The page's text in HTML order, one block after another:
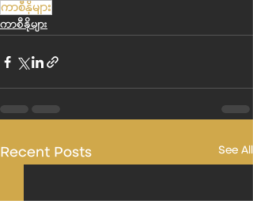
ကာစီနိုများ
ကာစီနိုများ
Recent Posts See All